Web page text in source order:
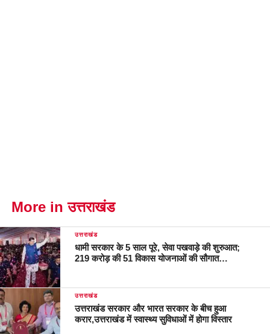
More in उत्तराखंड
उत्तराखंड
धामी सरकार के 5 साल पूरे, सेवा पखवाड़े की शुरुआत;
219 करोड़ की 51 विकास योजनाओं की सौगात…
उत्तराखंड
उत्तराखंड सरकार और भारत सरकार के बीच हुआ
करार,उत्तराखंड में स्वास्थ्य सुविधाओं में होगा विस्तार